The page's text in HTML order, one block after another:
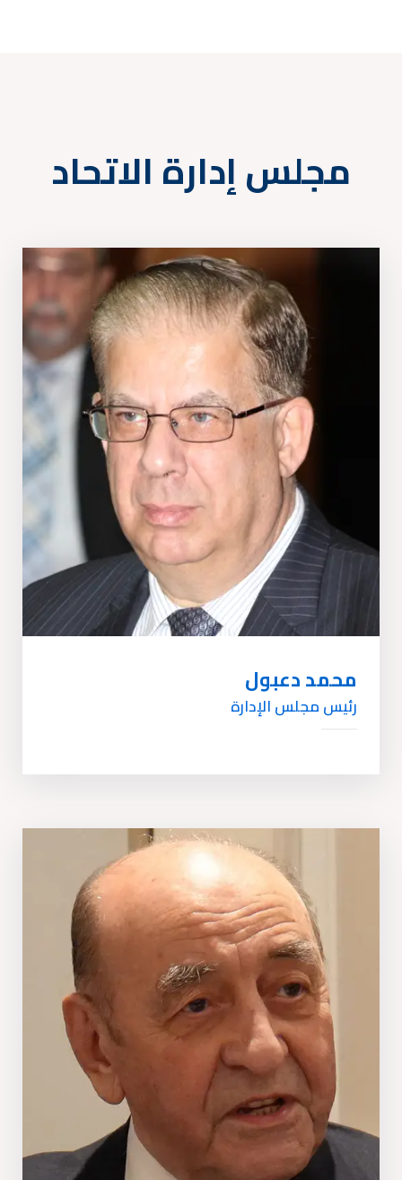
مجلس إدارة الاتحاد
محمد دعبول
رئيس مجلس الإدارة